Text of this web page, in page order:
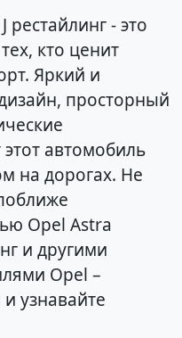
рестайлинг - это
кто ценит
Яркий и
просторный
автомобиль
на дорогах. Не
Opel Astra
и другими
Opel –
узнавайте